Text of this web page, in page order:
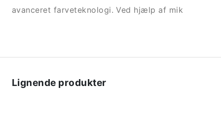
avanceret farveteknologi. Ved hjælp af mik
Lignende produkter